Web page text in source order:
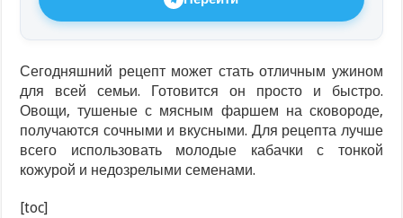
Сегодняшний рецепт может стать отличным ужином
для всей семьи. Готовится он просто и быстро.
Овощи, тушеные с мясным фаршем на сковороде,
получаются сочными и вкусными. Для рецепта лучше
всего использовать молодые кабачки с тонкой
кожурой и недозрелыми семенами.
[toc]